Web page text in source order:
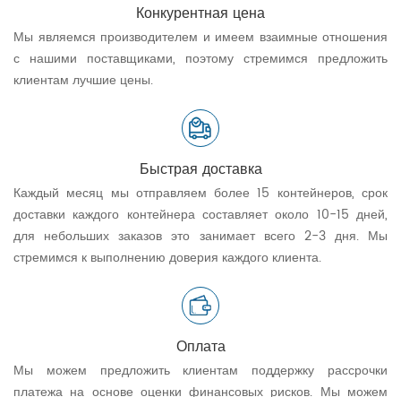
Конкурентная цена
Мы являемся производителем и имеем взаимные отношения
с нашими поставщиками, поэтому стремимся предложить
клиентам лучшие цены.
Быстрая доставка
Каждый месяц мы отправляем более 15 контейнеров, срок
доставки каждого контейнера составляет около 10-15 дней,
для небольших заказов это занимает всего 2-3 дня. Мы
стремимся к выполнению доверия каждого клиента.
Оплата
Мы можем предложить клиентам поддержку рассрочки
платежа на основе оценки финансовых рисков. Мы можем